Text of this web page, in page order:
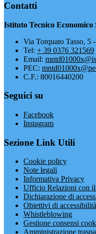
Contatti
Istituto Tecnico
Via Torquato Tasso, 5
Tel: + 39 0376 321569
Email:
PEC:
C.F.: 80016440200
Seguici su
Facebook
Instagram
Sezione Link Utili
Cookie policy
Note legali
Informativa Privacy
Ufficio Relazioni con
Dichiarazione di
Obiettivi di accessibilità
Whistleblowing
Gestione consensi
Amministrazione